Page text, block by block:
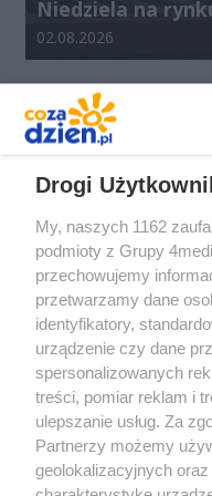
Niedziela na
Data dodania galerii:
02.08.2026
Redakcja Reklama
Drogi
My, naszych 1162
podmioty z Grupy
przechowujemy
przetwarzamy dane
identyfikatory,
urządzenie czy dane
spersonalizowanych
treści, pomiar reklam i
ulepszanie usług. Za
Partnerzy możemy
geolokalizacyjnych